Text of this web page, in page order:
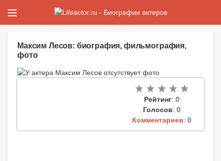
Максим Лесов: биография, фильмография,
фото
Рейтинг: 0
Голосов: 0
Комментариев: 0